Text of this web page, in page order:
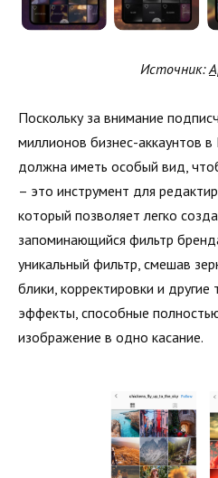
Источник:
Поскольку за внимание
миллионов бизнес-аккаунтов
должна иметь особый вид,
– это инструмент для
который позволяет легко
запоминающийся фильтр
уникальный фильтр, смешав
блики, корректировки и другие
эффекты, способные
изображение в одно касание.